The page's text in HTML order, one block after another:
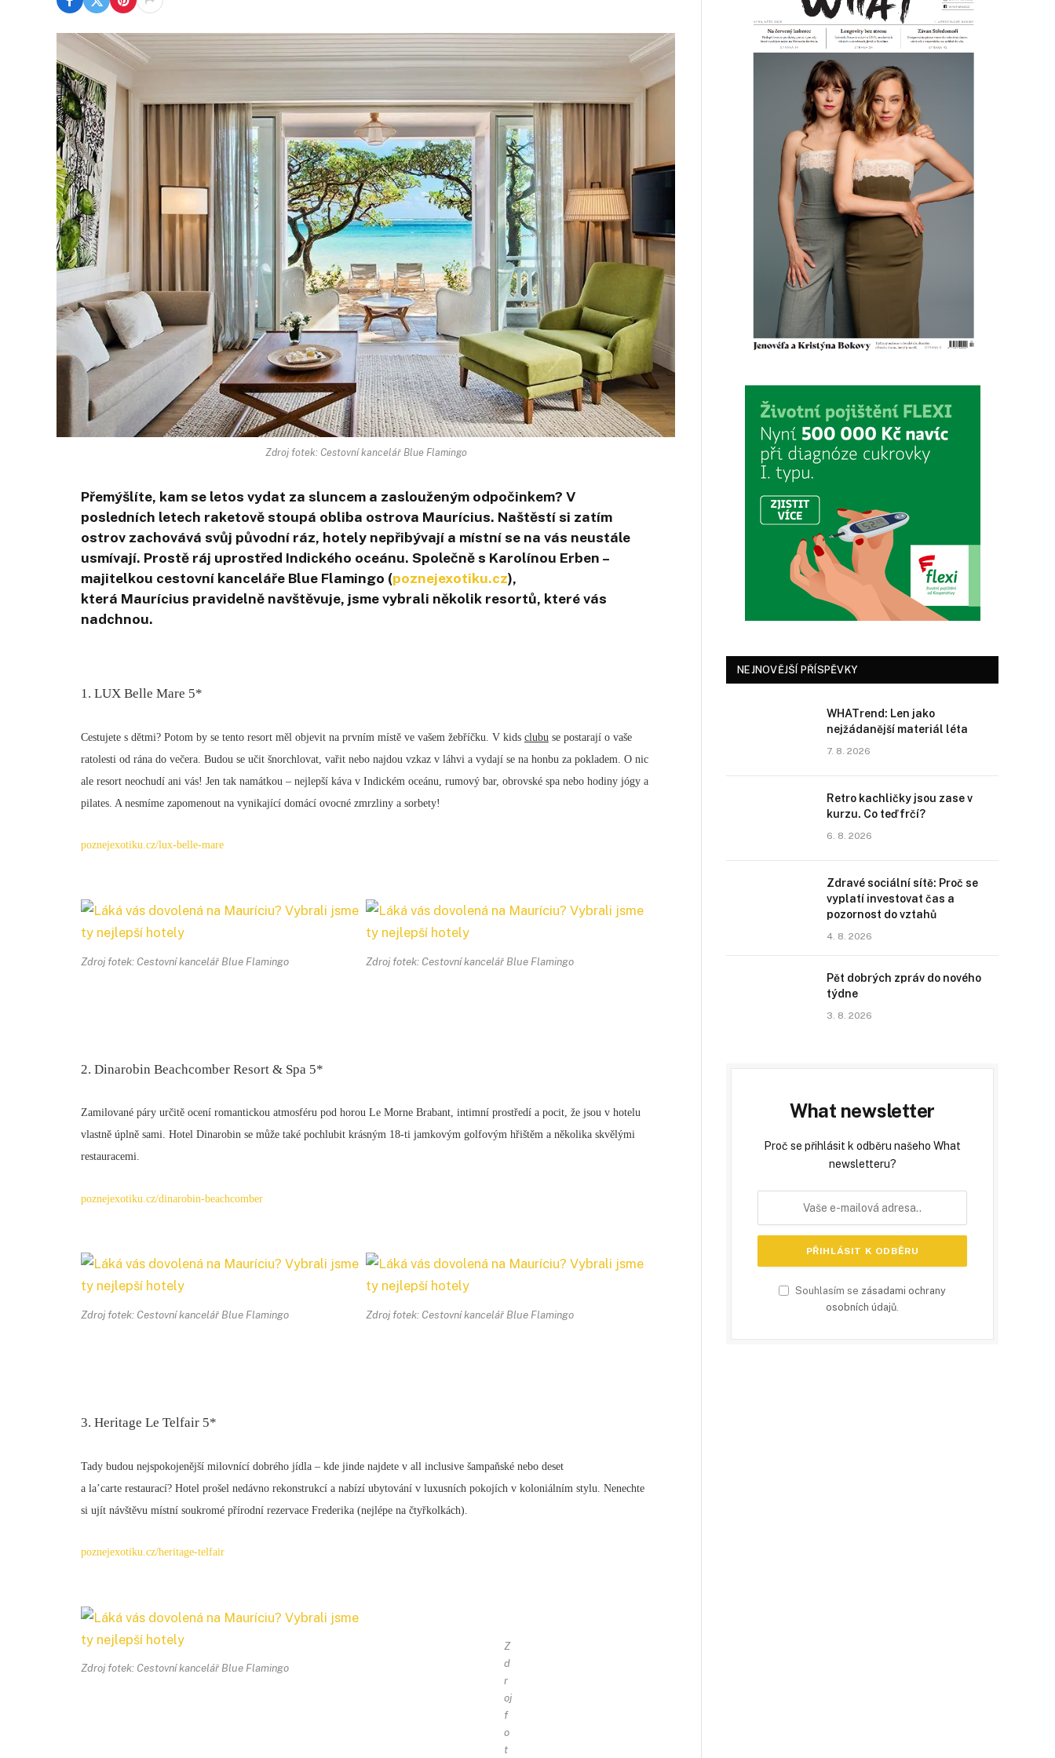
Zdroj fotek: Cestovní kancelář Blue Flamingo
Přemýšlíte, kam se letos vydat za sluncem a zaslouženým odpočinkem? V
posledních letech raketově stoupá obliba ostrova Maurícius. Naštěstí si zatím
ostrov zachovává svůj původní ráz, hotely nepřibývají a místní se na vás neustále
usmívají. Prostě ráj uprostřed Indického oceánu. Společně s Karolínou Erben –
majitelkou cestovní kanceláře Blue Flamingo (poznejexotiku.cz),
která Maurícius pravidelně navštěvuje, jsme vybrali několik resortů, které vás
nadchnou.
1. LUX Belle Mare 5*
Cestujete s dětmi? Potom by se tento resort měl objevit na prvním místě ve vašem žebříčku. V kids clubu se postarají o vaše
ratolesti od rána do večera. Budou se učit šnorchlovat, vařit nebo najdou vzkaz v láhvi a vydají se na honbu za pokladem. O nic
ale resort neochudí ani vás! Jen tak namátkou – nejlepší káva v Indickém oceánu, rumový bar, obrovské spa nebo hodiny jógy a
pilates. A nesmíme zapomenout na vynikající domácí ovocné zmrzliny a sorbety!
poznejexotiku.cz/lux-belle-mare
Zdroj fotek: Cestovní kancelář Blue Flamingo Zdroj fotek: Cestovní kancelář Blue Flamingo
2. Dinarobin Beachcomber Resort & Spa 5*
Zamilované páry určitě ocení romantickou atmosféru pod horou Le Morne Brabant, intimní prostředí a pocit, že jsou v hotelu
vlastně úplně sami. Hotel Dinarobin se může také pochlubit krásným 18-ti jamkovým golfovým hřištěm a několika skvělými
restauracemi.
poznejexotiku.cz/dinarobin-beachcomber
Zdroj fotek: Cestovní kancelář Blue Flamingo Zdroj fotek: Cestovní kancelář Blue Flamingo
3. Heritage Le Telfair 5*
Tady budou nejspokojenější milovnící dobrého jídla – kde jinde najdete v all inclusive šampaňské nebo deset
a la’carte restaurací? Hotel prošel nedávno rekonstrukcí a nabízí ubytování v luxusních pokojích v koloniálním stylu. Nenechte
si ujít návštěvu místní soukromé přírodní rezervace Frederika (nejlépe na čtyřkolkách).
poznejexotiku.cz/heritage-telfair
Zdroj fotek: Cestovní kancelář Blue Flamingo
Z
d
r
oj
f
o
t
NEJNOVĚJŠÍ PŘÍSPĚVKY
WHATrend: Len jako
nejžádanější materiál léta
7. 8. 2026
Retro kachličky jsou zase v
kurzu. Co teď frčí?
6. 8. 2026
Zdravé sociální sítě: Proč se
vyplatí investovat čas a
pozornost do vztahů
4. 8. 2026
Pět dobrých zpráv do nového
týdne
3. 8. 2026
What newsletter
Proč se přihlásit k odběru našeho What
newsletteru?
Souhlasím se zásadami ochrany
osobních údajů